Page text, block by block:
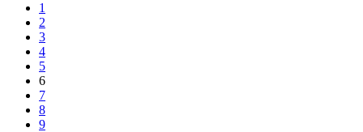
1
2
3
4
5
6
7
8
9